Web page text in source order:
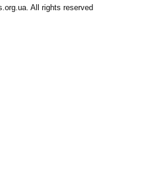
All rights reserved